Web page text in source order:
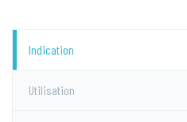
Indication
Utilisation